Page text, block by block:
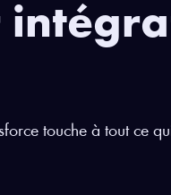
touche à tout ce